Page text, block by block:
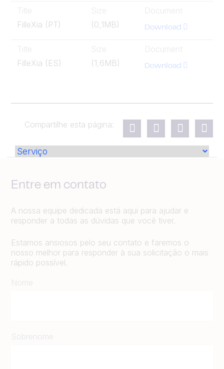
Title
FilleXia (PT)
Size
(0,1MB)
Document
Download
Title
FilleXia (ES)
Size
(1,6MB)
Document
Download
Compartilhe esta página:
Entre em contato
A nossa equipe dedicada está aqui para ajudar e
responder a todas as dúvidas que você tiver.
Estamos ansiosos pelo seu contato e faremos o
nosso melhor para responder à sua solicitação o mais
rápido possível.
Nome
Sobrenome